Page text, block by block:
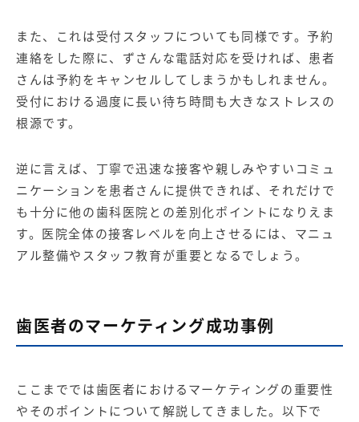
また、これは受付スタッフについても同様です。予約
連絡をした際に、ずさんな電話対応を受ければ、患者
さんは予約をキャンセルしてしまうかもしれません。
受付における過度に長い待ち時間も大きなストレスの
根源です。
逆に言えば、丁寧で迅速な接客や親しみやすいコミュ
ニケーションを患者さんに提供できれば、それだけで
も十分に他の歯科医院との差別化ポイントになりえま
す。医院全体の接客レベルを向上させるには、マニュ
アル整備やスタッフ教育が重要となるでしょう。
歯医者のマーケティング成功事例
ここまででは歯医者におけるマーケティングの重要性
やそのポイントについて解説してきました。以下で